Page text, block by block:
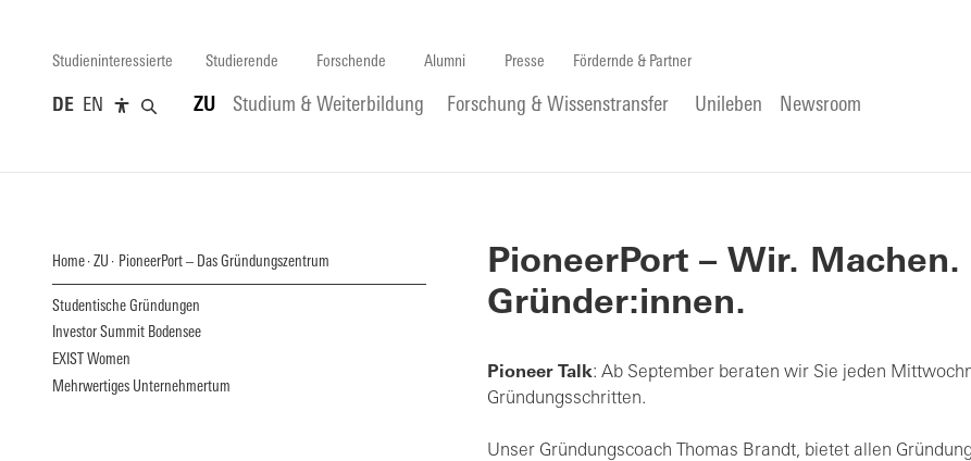
Studieninteressierte Studierende Forschende Alumni Presse Fördernde & Partner
DE EN ZU Studium & Weiterbildung Forschung & Wissenstransfer Unileben Newsroom
Home ZU PioneerPort – Das Gründungszentrum
Studentische Gründungen
Investor Summit Bodensee
EXIST Women
Mehrwertiges Unternehmertum
PioneerPort – Wir. Machen.
Gründer:innen.
Pioneer Talk: Ab September beraten wir Sie jeden
Gründungsschritten.
Unser Gründungscoach Thomas Brandt, bietet allen